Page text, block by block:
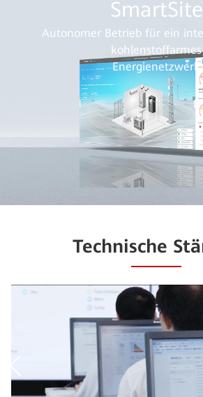
SmartSite
Autonomer Betrieb für ein
kohlenstoffarmes
Energienetzwerk
Technische